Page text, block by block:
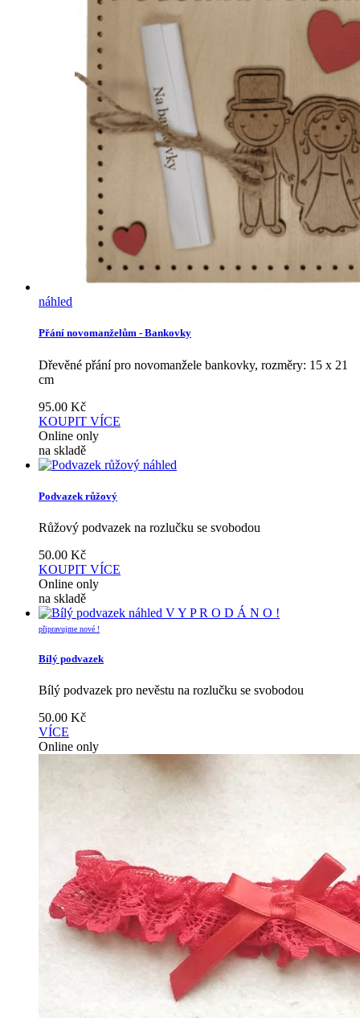
náhled
Přání novomanželům - Bankovky
Dřevěné přání pro novomanžele bankovky, rozměry: 15 x 21
cm
95.00 Kč
KOUPIT VÍCE
Online only
na skladě
náhled
Podvazek růžový
Růžový podvazek na rozlučku se svobodou
50.00 Kč
KOUPIT VÍCE
Online only
na skladě
náhled V Y P R O D Á N O !
připravujme nové !
Bílý podvazek
Bílý podvazek pro nevěstu na rozlučku se svobodou
50.00 Kč
VÍCE
Online only